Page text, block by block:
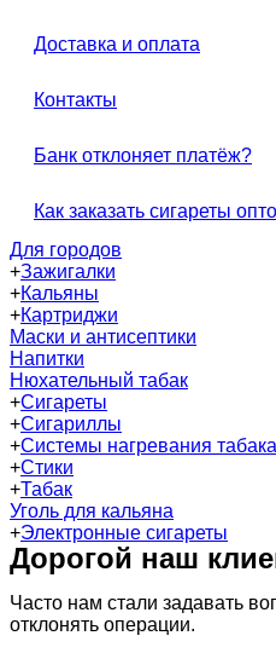
Доставка и оплата
Контакты
Банк отклоняет платёж?
Как заказать сигареты
Для городов
+Зажигалки
+Кальяны
+Картриджи
Маски и антисептики
Напитки
Нюхательный табак
+Сигареты
+Сигариллы
+Системы нагревания табака
+Стики
+Табак
Уголь для кальяна
+Электронные сигареты
Дорогой наш
Часто нам стали задавать
отклонять операции.